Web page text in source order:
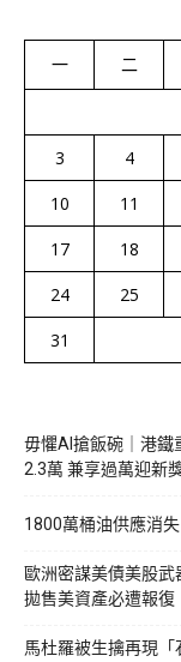
一 二
3
4
10
11
17
18
24
25
31
毋懼AI搶飯碗｜港鐵
2.3萬 兼享過萬迎新
1800萬桶油供應消
歐洲密謀美債美股武
拋售美資產必遭報復
馬杜羅被生擒再現